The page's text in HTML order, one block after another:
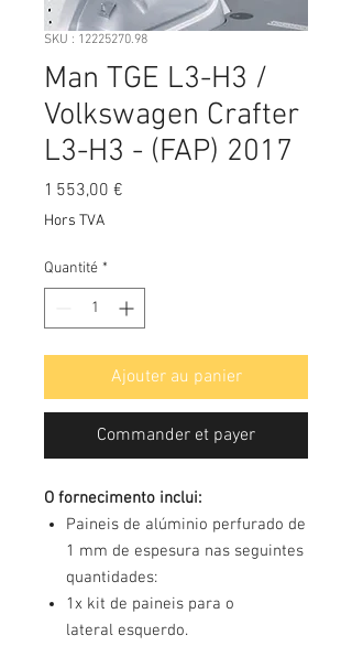
SKU : 12225270.98
Man TGE L3-H3 /
Volkswagen Crafter
L3-H3 - (FAP) 2017
1 553,00 €
Hors TVA
Quantité *
Ajouter au panier
Commander et payer
O fornecimento inclui:
Paineis de alúminio perfurado de
1 mm de espesura nas seguintes
quantidades:
1x kit de paineis para o
lateral esquerdo.